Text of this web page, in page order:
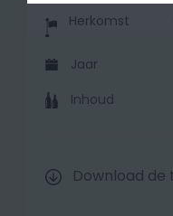
Herkomst
Jaar
Inhoud
Download